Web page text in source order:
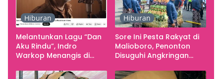
Hiburan
Melantunkan Lagu “Dan
Aku Rindu”, Indro
Warkop Menangis di
Hiburan
Sore Ini Pesta Rakyat di
Malioboro, Penonton
Disuguhi Angkringan